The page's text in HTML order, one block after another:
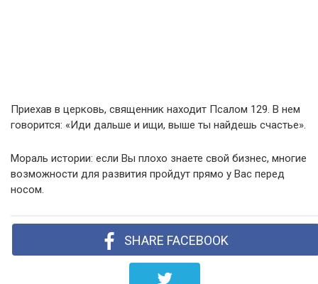
Приехав в церковь, священник находит Псалом 129. В нем
говорится: «Иди дальше и ищи, выше ты найдешь счастье».
Мораль истории: если Вы плохо знаете свой бизнес, многие
возможности для развития пройдут прямо у Вас перед
носом.
SHARE FACEBOOK